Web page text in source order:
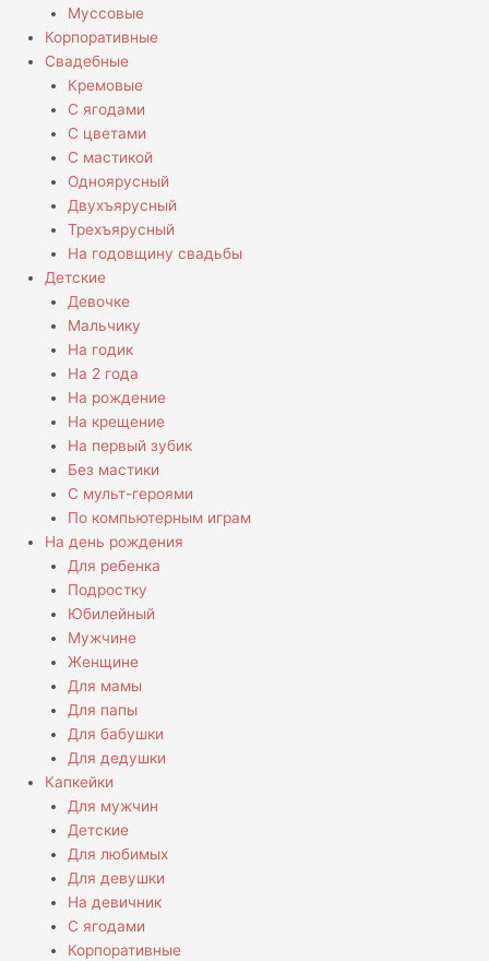
Муссовые
Корпоративные
Свадебные
Кремовые
С ягодами
С цветами
С мастикой
Одноярусный
Двухъярусный
Трехъярусный
На годовщину свадьбы
Детские
Девочке
Мальчику
На годик
На 2 года
На рождение
На крещение
На первый зубик
Без мастики
С мульт-героями
По компьютерным играм
На день рождения
Для ребенка
Подростку
Юбилейный
Мужчине
Женщине
Для мамы
Для папы
Для бабушки
Для дедушки
Капкейки
Для мужчин
Детские
Для любимых
Для девушки
На девичник
С ягодами
Корпоративные